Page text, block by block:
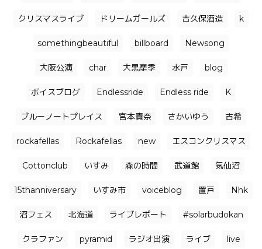
クリスマスライブ ドリームガールズ 吉久保酒造 k
somethingbeautiful billboard Newsong
大阪公演 char 大黒摩季 水戸 blog
ボイスブログ Endlessride Endless ride K
ブルーノートプレイス 宮本貴奈 さかいゆう 古希
rockafellas Rockafellas new エスコンクリスマス
Cottonclub いすみ 森の時間 武道館 気仙沼
15thanniversary いすみ市 voiceblog 置戸 Nhk
沼フェス 北海道 ライブレポート #solarbudokan
クラファン pyramid ラジオ出演 ライブ live